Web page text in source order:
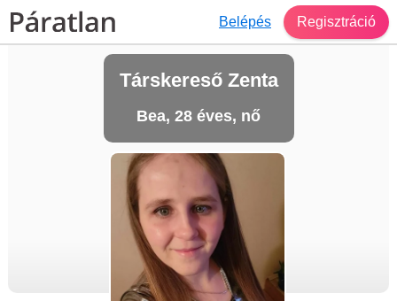
Belépés Regisztráció
Társkereső Zenta
Bea, 28 éves, nő